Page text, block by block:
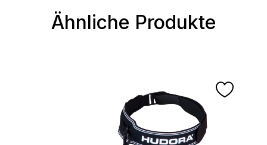
Produktgalerie überspringen
Ähnliche Produkte